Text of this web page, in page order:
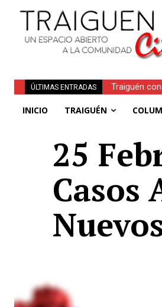
ÚLTIMAS ENTRADAS
Traiguén
INICIO TRAIGUÉN
25
Casos